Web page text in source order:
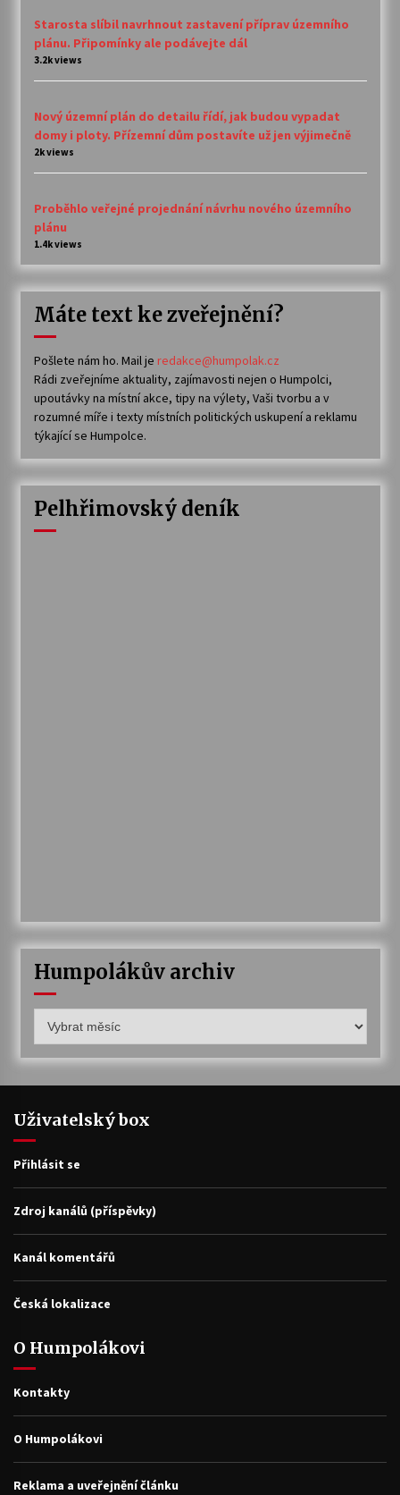
Starosta slíbil navrhnout zastavení příprav územního
plánu. Připomínky ale podávejte dál
3.2k views
Nový územní plán do detailu řídí, jak budou vypadat
domy i ploty. Přízemní dům postavíte už jen výjimečně
2k views
Proběhlo veřejné projednání návrhu nového územního
plánu
1.4k views
Máte text ke zveřejnění?
Pošlete nám ho. Mail je redakce@humpolak.cz
Rádi zveřejníme aktuality, zajímavosti nejen o Humpolci,
upoutávky na místní akce, tipy na výlety, Vaši tvorbu a v
rozumné míře i texty místních politických uskupení a reklamu
týkající se Humpolce.
Pelhřimovský deník
Humpolákův archiv
archiv
Uživatelský box
Přihlásit se
Zdroj kanálů (příspěvky)
Kanál komentářů
Česká lokalizace
O Humpolákovi
Kontakty
O Humpolákovi
Reklama a uveřejnění článku